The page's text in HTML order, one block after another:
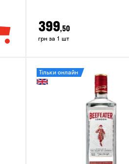
399,50
грн за 1 шт
Тільки онлайн